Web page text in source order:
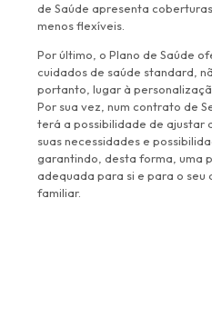
de Saúde apresenta
menos flexíveis.
Por último, o Plano de Saúde
cuidados de saúde standard,
portanto, lugar à
Por sua vez, num contrato de
terá a possibilidade de ajustar
suas necessidades e
garantindo, desta forma, uma
adequada para si e para o seu
familiar.